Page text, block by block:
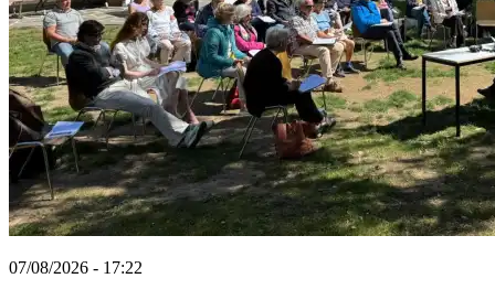
07/08/2026 - 17:22